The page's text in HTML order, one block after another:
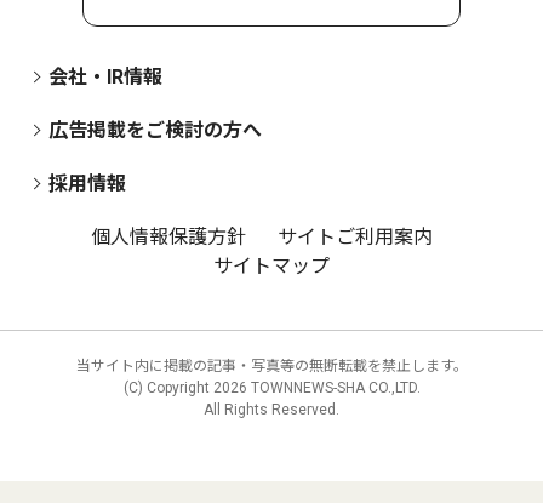
会社・IR情報
広告掲載をご検討の方へ
採用情報
個人情報保護方針
サイトご利用案内
サイトマップ
当サイト内に掲載の記事・写真等の無断転載を禁止します。
(C) Copyright 2026 TOWNNEWS-SHA CO.,LTD.
All Rights Reserved.